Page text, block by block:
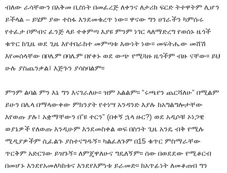
ብለው ራሳቸውን በአቅመ ቢስነት በመፈረጅ ለቀንና ለታሪክ ፍርድ ትተዋትም ሊሆን
ይችላል – ይሄም ያው ተስፋ እንደመቁረጥ ነው፡፡ ዋናው ግን ሀገራችን ካምሱሩ
የተፈታ ቦምብና ፈንጅ ላይ ተቀምጣ እያዩ ምንም ነገር ላለማድረግ የወሰኑ ዜጎች
ቁጥር ከጊዜ ወደ ጊዜ እየተበራከተ መምጣቱ እውነት ነው፡፡ መፍትሔው መሸሽ
እየመሰላቸው በቦሌም በባሌም በየቀኑ ወደ ውጭ የሚጓዙ ዜጎችም ብዙ ናቸው፡፡ ይህ
ሁሉ ያስጨንቃል፤ እጅጉን ያሳስባልም፡፡
ምንም ልባል ምን እኔ ግን እናገራለሁ፡፡ ዝም አልልም፡፡ “ሩጫየን ጨርሻለሁ” በሚልም
ይሁን በሌላ በማላውቀው ምክንያት የተነሣ አንዳንድ እያሉ ከአግልግሎታቸው
እየወጡ ያሉ፣ አቋማቸውን በ“ዩ ተርን” (በቀኝ ኋላ ዙር?) ወደ አዲሶቹ ኦነጋዊ
ወያኔዎች የለወጡ እንዲሁም እንደመስቀል ወፍ በስንት ጊዜ አንዴ ብቅ የሚሉ
ሚዲያዎችም ሲፈልጉ ያስተናግዱኝ፡፡ ካልፈለጉም በ15 ቁጥር ምስማራቸው
ጥርቅም አድርገው ይዝጉኝ፡፡ ለምጄዋለሁና ግዴለኝም፡፡ ሰው በወደደው የሚቆርብ
በመሆኑ እንደየአመለካከቱና እንደየእምነቱ ይራመድ፡፡ ከአጥፊነት ለመቆጠብ ግን